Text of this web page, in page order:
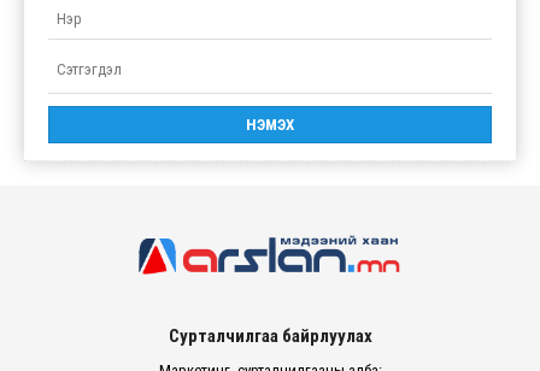
Сурталчилгаа байрлуулах